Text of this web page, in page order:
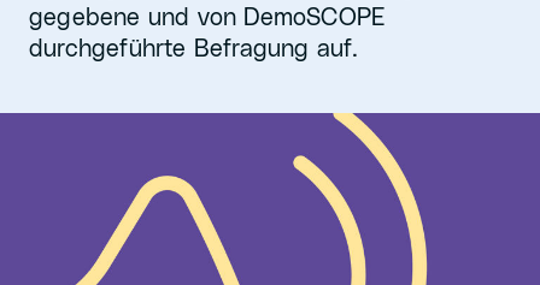
gegebene und von DemoSCOPE
durchgeführte Befragung auf.